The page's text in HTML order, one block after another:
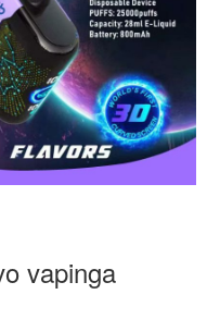
vapinga